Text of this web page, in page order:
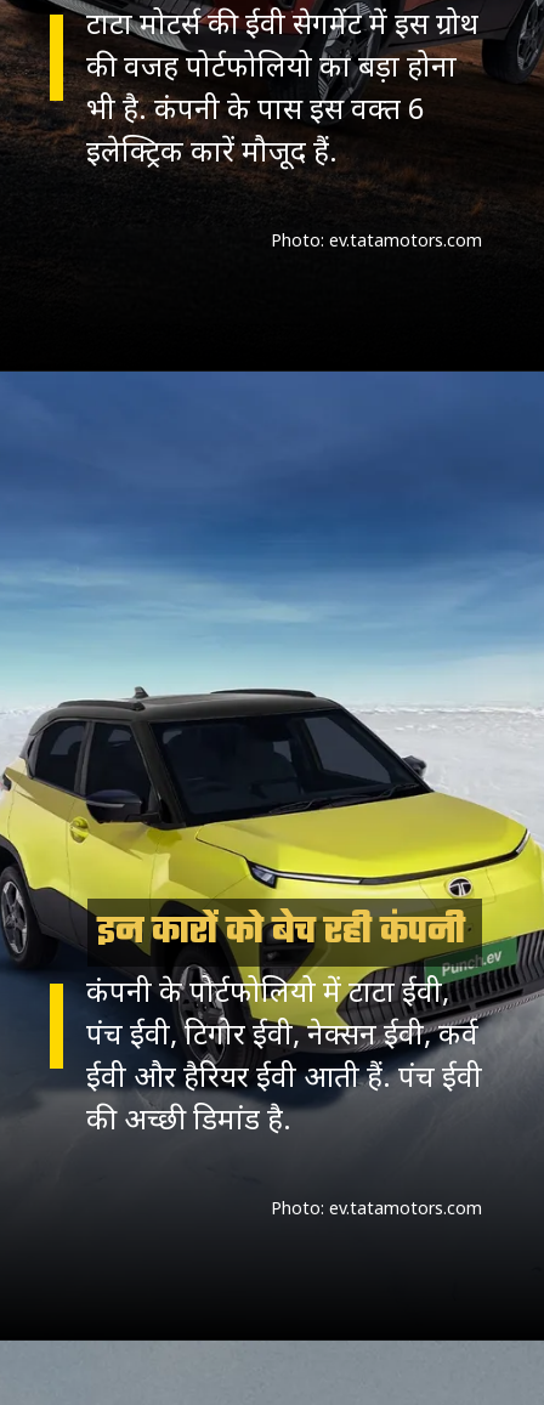
टाटा मोटर्स की ईवी सेगमेंट में इस ग्रोथ
की वजह पोर्टफोलियो का बड़ा होना
भी है. कंपनी के पास इस वक्त 6
इलेक्ट्रिक कारें मौजूद हैं.
Photo: ev.tatamotors.com
इन कारों को बेच रही कंपनी
कंपनी के पोर्टफोलियो में टाटा ईवी,
पंच ईवी, टिगोर ईवी, नेक्सन ईवी, कर्व
ईवी और हैरियर ईवी आती हैं. पंच ईवी
की अच्छी डिमांड है.
Photo: ev.tatamotors.com